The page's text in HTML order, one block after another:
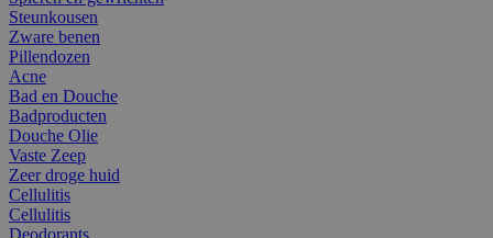
Steunkousen
Zware benen
Pillendozen
Acne
Bad en Douche
Badproducten
Douche Olie
Vaste Zeep
Zeer droge huid
Cellulitis
Cellulitis
Deodorants